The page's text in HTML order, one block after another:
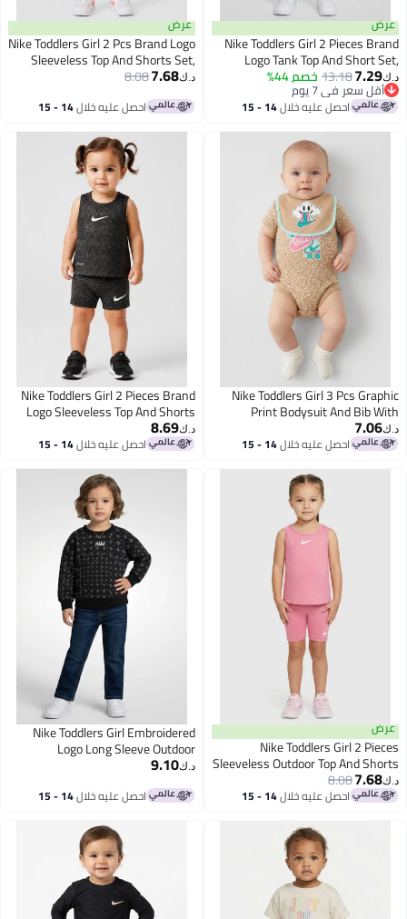
عرض
Nike Toddlers Girl 2 Pieces Brand
Logo Tank Top And Short Set,
Multicolor
د.ك‏7.29
13.18خصم 44%
أقل سعر في 7 يوم
أقل سعر في 7 يوماحصل عليه خلال 14 - 15
عرض
Nike Toddlers Girl 2 Pcs Brand Logo
Sleeveless Top And Shorts Set,
Multicolor
د.ك‏7.68
8.08
احصل عليه خلال 14 - 15
Nike Toddlers Girl 3 Pcs Graphic
Print Bodysuit And Bib With
Headband Set, Multicolor
د.ك‏7.06
احصل عليه خلال 14 - 15
Nike Toddlers Girl 2 Pieces Brand
Logo Sleeveless Top And Shorts
Set, Multicolor
د.ك‏8.69
احصل عليه خلال 14 - 15
عرض
Nike Toddlers Girl 2 Pieces
Sleeveless Outdoor Top And Shorts
Set, Pink
د.ك‏7.68
8.08
احصل عليه خلال 14 - 15
Nike Toddlers Girl Embroidered
Logo Long Sleeve Outdoor
Sweatshirt, Black
د.ك‏9.10
احصل عليه خلال 14 - 15